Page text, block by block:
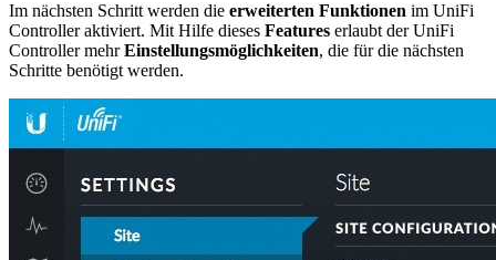
Im nächsten Schritt werden die erweiterten Funktionen im UniFi
Controller aktiviert. Mit Hilfe dieses Features erlaubt der UniFi
Controller mehrEinstellungsmöglichkeiten, die für die nächsten
Schritte benötigt werden.